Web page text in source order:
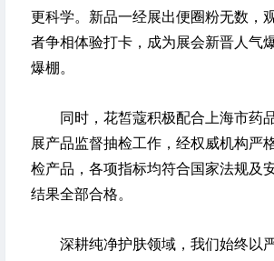
更科学。新品一经展出便圈粉无数，
者争相体验打卡，成为展会新晋人气
爆棚。
同时，花皙蔻积极配合上海市药
展产品监督抽检工作，经权威机构严
检产品，各项指标均符合国家法规及
结果全部合格。
深耕纯净护肤领域，我们始终以